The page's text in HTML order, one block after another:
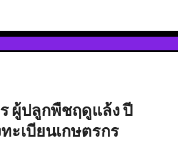
ผู้ปลูกพืชฤดูแล้ง ปี
ะเบียนเกษตรกร